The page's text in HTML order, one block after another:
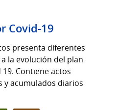
Covid-19
presenta diferentes
la evolución del plan
Contiene actos
y acumulados diarios